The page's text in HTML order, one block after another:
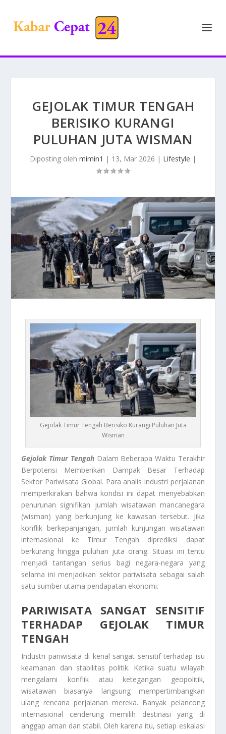
GEJOLAK TIMUR TENGAH
BERISIKO KURANGI
PULUHAN JUTA WISMAN
Diposting oleh mimin1 | 13, Mar 2026 | Lifestyle |
Gejolak Timur Tengah Berisiko Kurangi Puluhan Juta
Wisman
Gejolak Timur TengahDalam Beberapa Waktu Terakhir
Berpotensi Memberikan Dampak Besar Terhadap
Sektor Pariwisata Global. Para analis industri perjalanan
memperkirakan bahwa kondisi ini dapat menyebabkan
penurunan signifikan jumlah wisatawan mancanegara
(wisman) yang berkunjung ke kawasan tersebut. Jika
konflik berkepanjangan, jumlah kunjungan wisatawan
internasional ke Timur Tengah diprediksi dapat
berkurang hingga puluhan juta orang. Situasi ini tentu
menjadi tantangan serius bagi negara-negara yang
selama ini menjadikan sektor pariwisata sebagai salah
satu sumber utama pendapatan ekonomi.
PARIWISATA SANGAT SENSITIF
TERHADAP GEJOLAK TIMUR
TENGAH
Industri pariwisata di kenal sangat sensitif terhadap isu
keamanan dan stabilitas politik. Ketika suatu wilayah
mengalami konflik atau ketegangan geopolitik,
wisatawan biasanya langsung mempertimbangkan
ulang rencana perjalanan mereka. Banyak pelancong
internasional cenderung memilih destinasi yang di
anggap aman dan stabil. Oleh karena itu, setiap eskalasi